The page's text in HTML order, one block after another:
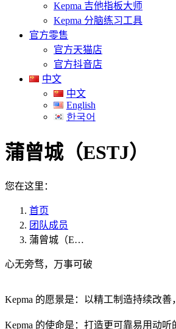
Kepma 吉他指板大师
Kepma 分脑练习工具
官方零售
官方天猫店
官方抖音店
中文
中文
English
한국어
蒲曾城（ESTJ）
您在这里：
首页
团队成员
蒲曾城（E…
心无旁骛，万事可破
Kepma 的愿景是：以精工制造持续改善
Kepma 的使命是：打造更可靠易用动